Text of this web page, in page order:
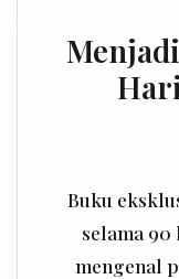
Buku
selama 90
mengenal